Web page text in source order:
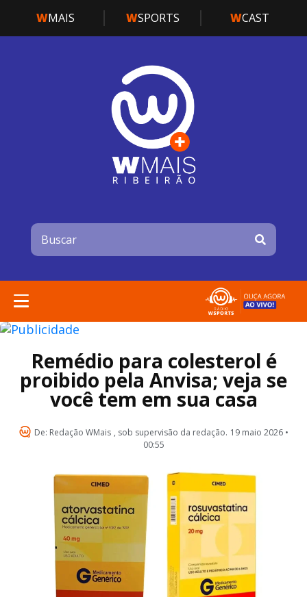
WMAIS WSPORTS WCAST
Remédio para colesterol é
proibido pela Anvisa; veja se
você tem em sua casa
De: Redação WMais , sob supervisão da redação. 19 maio 2026 •
00:55